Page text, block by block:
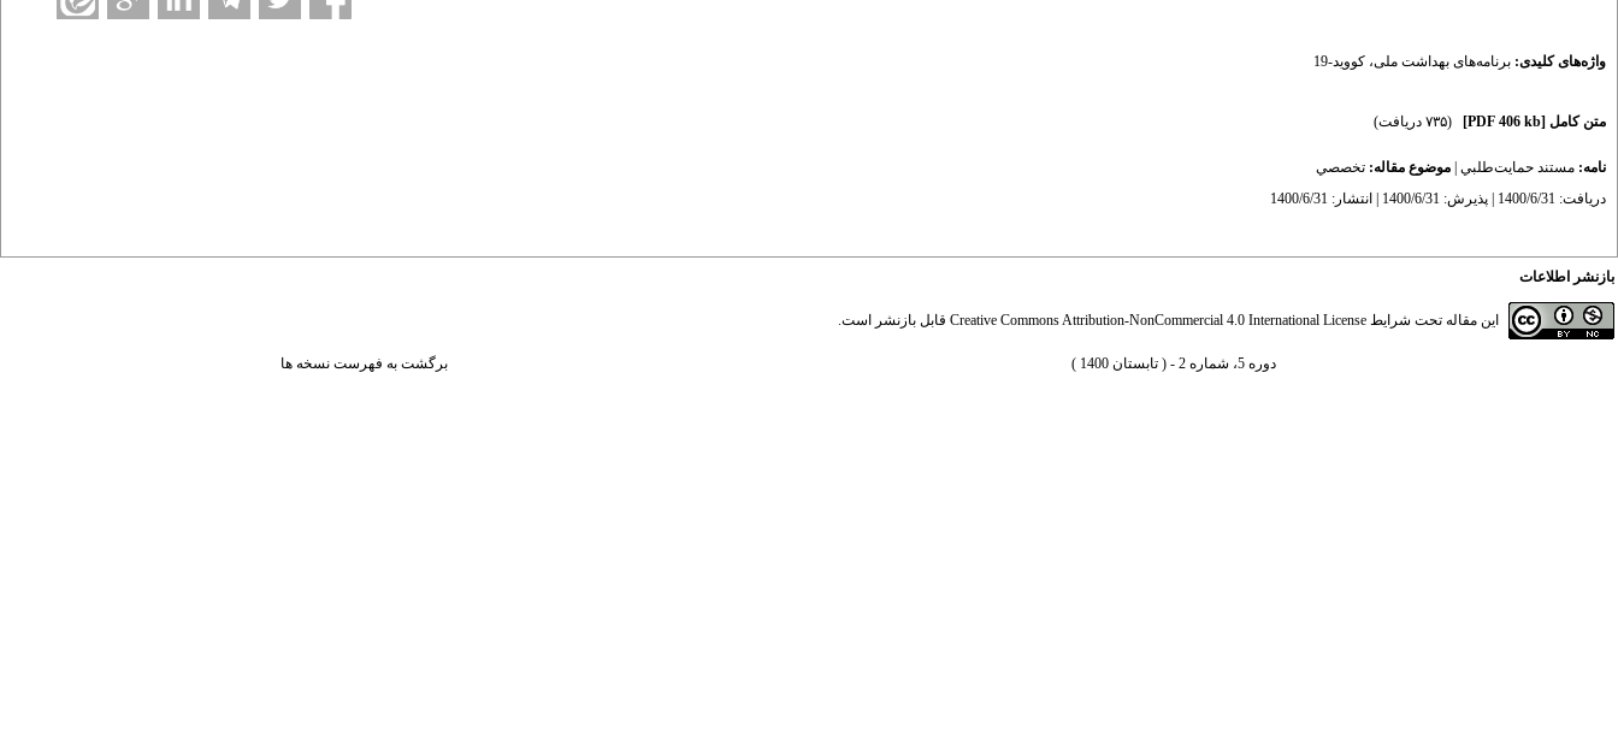
واژه‌های کلیدی: برنامه‌های بهداشت ملی، کووید-19
متن کامل [PDF 406 kb] (۷۳۵ دریافت)
نامه: مستند حمايت‌طلبي موضوع مقاله: تخصصي
دریافت: 1400/6/31 | پذیرش: 1400/6/31 | انتشار: 1400/6/31
بازنشر اطلاعات
این مقاله تحت شرایط Creative Commons Attribution-NonCommercial 4.0 International License قابل بازنشر است.
دوره 5، شماره 2 - ( تابستان 1400 ) برگشت به فهرست نسخه ها